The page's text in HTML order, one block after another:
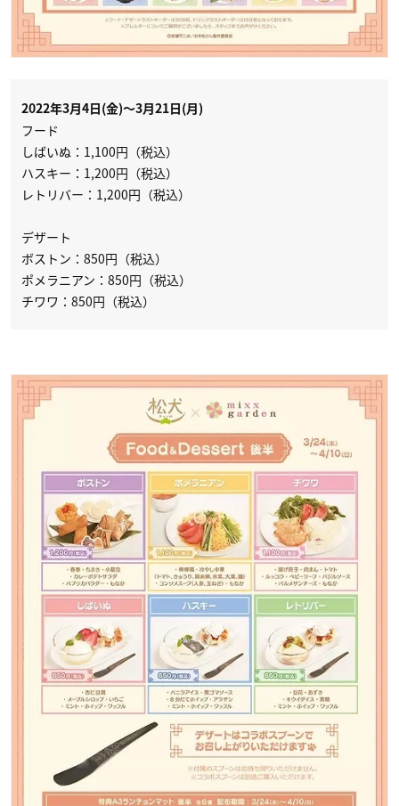
2022年3月4日(金)〜3月21日(月)
フード
しばいぬ：1,100円（税込）
ハスキー：1,200円（税込）
レトリバー：1,200円（税込）
デザート
ボストン：850円（税込）
ポメラニアン：850円（税込）
チワワ：850円（税込）